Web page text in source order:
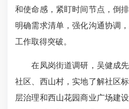
和使命感，紧盯时间节点，倒
明确需求清单，强化沟通协调
工作取得突破。
在凤岗街道调研，吴健成先
社区、西山村，实地了解社区
层治理和西山花园商业广场建